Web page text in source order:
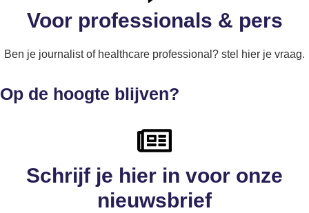
Voor professionals & pers
Ben je journalist of healthcare professional? stel hier je vraag.
Op de hoogte blijven?
Schrijf je hier in voor onze
nieuwsbrief